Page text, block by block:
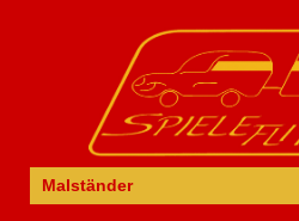
Malständer